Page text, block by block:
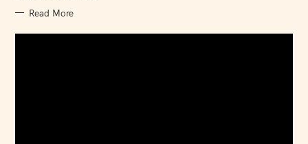
Read More